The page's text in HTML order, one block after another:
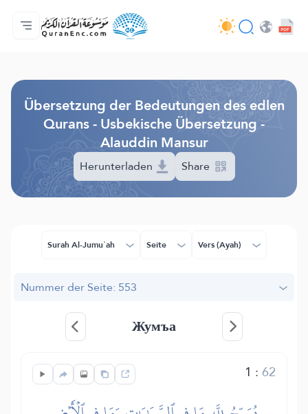
Hauptseite
Inhaltsverzeichnis der Übersetzungen
Audio
Service der Entwickler - API
Über das Projekt
Kontakt
Sprache
Übersetzung der Bedeutungen des edlen
Qurans - Usbekische Übersetzung -
Alauddin Mansur
Herunterladen Share
Surah Al-Jumuʿah Seite Vers (Ayah)
Nummer der Seite: 553
Жумъа
1 :62